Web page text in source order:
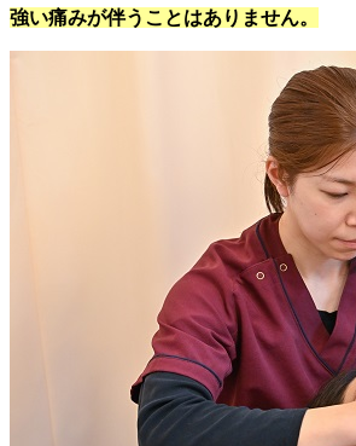
強い痛みが伴うことはありません。